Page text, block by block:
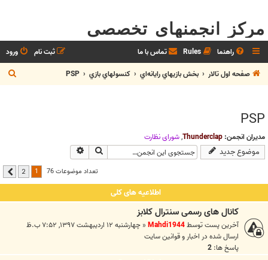
مرکز انجمنهای تخصصی
راهنما Rules تماس با ما ورود
ثبت نام
صفحه اول تالار
بخش بازيهاي رايانه‌اي كنسولهاي بازي PSP
ج
س
PSP
مدیران انجمن: Thunderclap
,شوراي نظارت
موضوع جدید جستجو
تعداد موضوعات 76 2 بعدی
اطلاعیه های کلی
کانال های رسمی سنترال کلابز
آخرین پست توسطMahdi1944
« چهارشنبه ۱۲ اردیبهشت ۱۳۹۷, ۷:۵۲ ب.ظ
ارسال شده در اخبار و قوانين سايت
پاسخ ها: 2